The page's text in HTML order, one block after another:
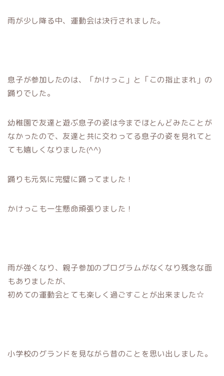
雨が少し降る中、運動会は決行されました。
息子が参加したのは、「かけっこ」と「この指止まれ」の
踊りでした。
幼稚園で友達と遊ぶ息子の姿は今までほとんどみたことが
なかったので、友達と共に交わってる息子の姿を見れてと
ても嬉しくなりました(^^)
踊りも元気に完璧に踊ってました！
かけっこも一生懸命頑張りました！
雨が強くなり、親子参加のプログラムがなくなり残念な面
もありましたが、
初めての運動会とても楽しく過ごすことが出来ました☆
小学校のグランドを見ながら昔のことを思い出しました。